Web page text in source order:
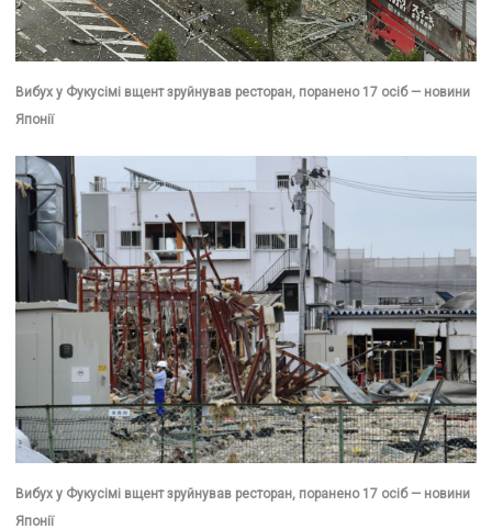
Вибух у Фукусімі вщент зруйнував ресторан, поранено 17 осіб — новини
Японії
Вибух у Фукусімі вщент зруйнував ресторан, поранено 17 осіб — новини
Японії